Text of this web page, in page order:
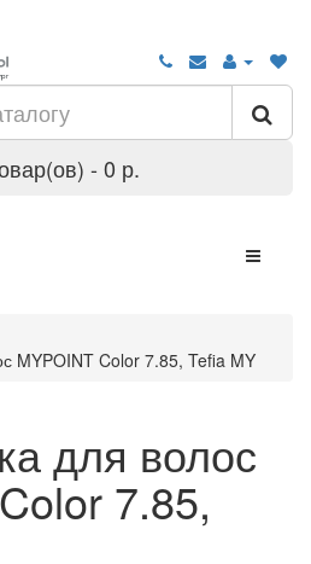
- 0 р.
MYPOINT Color 7.85, Tefia MY
для волос
7.85,